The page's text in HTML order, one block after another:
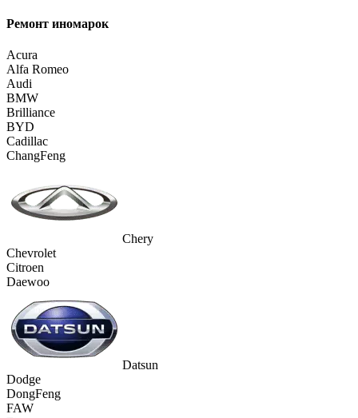
Ремонт иномарок
Acura
Alfa Romeo
Audi
BMW
Brilliance
BYD
Cadillac
ChangFeng
Chery
Chevrolet
Citroen
Daewoo
Datsun
Dodge
DongFeng
FAW